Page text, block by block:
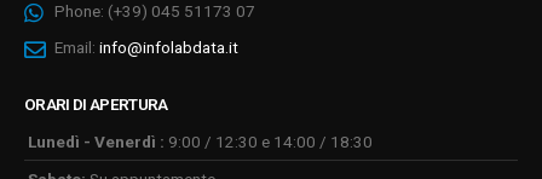
Phone: (+39) 045 51173 07
Email: info@infolabdata.it
ORARI DI APERTURA
Lunedì - Venerdì : 9:00 / 12:30 e 14:00 / 18:30